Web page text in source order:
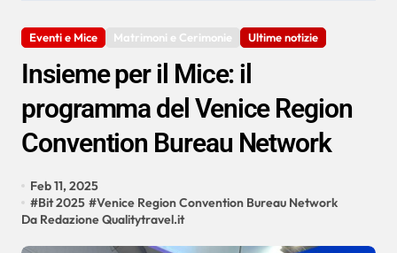
Eventi e Mice Matrimoni e Cerimonie Ultime notizie
Insieme per il Mice: il
programma del Venice Region
Convention Bureau Network
Feb 11, 2025
#Bit 2025 #Venice Region Convention Bureau Network
Da Redazione Qualitytravel.it